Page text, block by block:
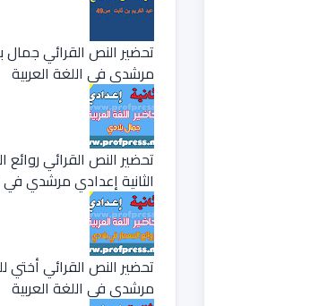
تحضير النص القرائي جمال
مرشدي في اللغة العربية
تحضير النص القرائي
الثانية إعدادي مرشدي في
تحضير النص القرائي أختي
مرشدي في اللغة العربية